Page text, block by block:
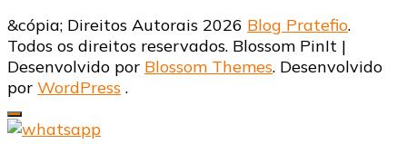
&cópia; Direitos Autorais 2026 Blog Pratefio.
Todos os direitos reservados. Blossom PinIt |
Desenvolvido por Blossom Themes. Desenvolvido
por WordPress .